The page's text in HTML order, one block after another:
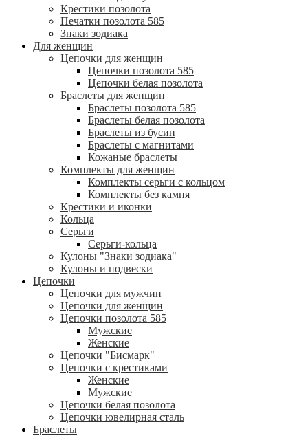
Крестики позолота
Печатки позолота 585
Знаки зодиака
Для женщин
Цепочки для женщин
Цепочки позолота 585
Цепочки белая позолота
Браслеты для женщин
Браслеты позолота 585
Браслеты белая позолота
Браслеты из бусин
Браслеты с магнитами
Кожаные браслеты
Комплекты для женщин
Комплекты серьги с кольцом
Комплекты без камня
Крестики и иконки
Кольца
Серьги
Серьги-кольца
Кулоны "Знаки зодиака"
Кулоны и подвески
Цепочки
Цепочки для мужчин
Цепочки для женщин
Цепочки позолота 585
Мужские
Женские
Цепочки "Бисмарк"
Цепочки с крестиками
Женские
Мужские
Цепочки белая позолота
Цепочки ювелирная сталь
Браслеты